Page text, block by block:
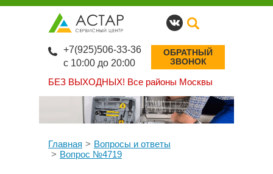
БЕЗ ВЫХОДНЫХ! Все районы Москвы
+7(925)506-33-36
с 10:00 до 20:00
ОБРАТНЫЙ
ЗВОНОК
Главная
Вопросы и ответы
Вопрос №4719